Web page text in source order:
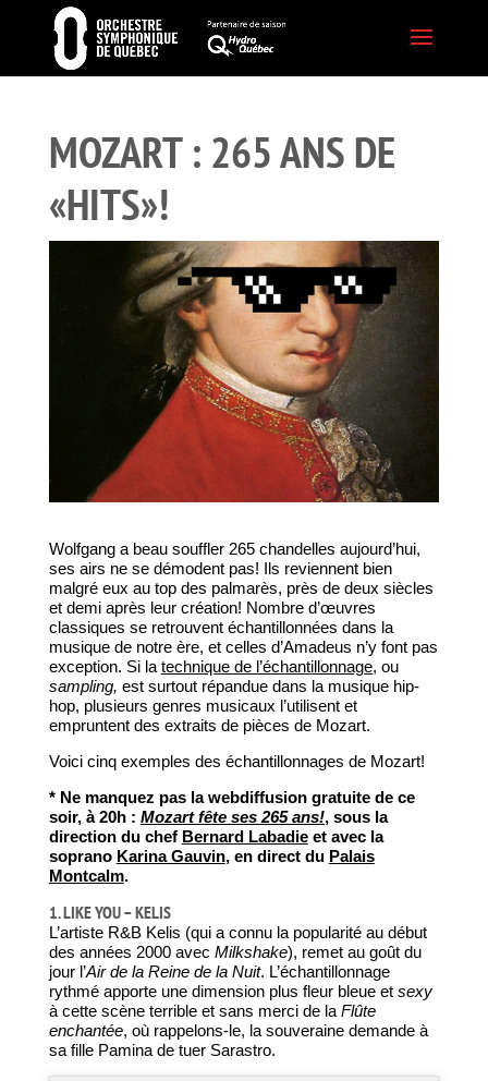
MOZART : 265 ANS DE
«HITS»!
Wolfgang a beau souffler 265 chandelles aujourd’hui,
ses airs ne se démodent pas! Ils reviennent bien
malgré eux au top des palmarès, près de deux siècles
et demi après leur création! Nombre d’œuvres
classiques se retrouvent échantillonnées dans la
musique de notre ère, et celles d’Amadeus n’y font pas
exception. Si la technique de l’échantillonnage, ou
sampling, est surtout répandue dans la musique hip-
hop, plusieurs genres musicaux l’utilisent et
empruntent des extraits de pièces de Mozart.
Voici cinq exemples des échantillonnages de Mozart!
* Ne manquez pas la webdiffusion gratuite de ce
soir, à 20h : Mozart fête ses 265 ans!, sous la
direction du chef Bernard Labadieet avec la
soprano Karina Gauvin, en direct du Palais
Montcalm.
1. LIKE YOU – KELIS
L’artiste R&B Kelis (qui a connu la popularité au début
des années 2000 avec Milkshake), remet au goût du
jour l’Air de la Reine de la Nuit. L’échantillonnage
rythmé apporte une dimension plus fleur bleue et sexy
à cette scène terrible et sans merci de la Flûte
enchantée, où rappelons-le, la souveraine demande à
sa fille Pamina de tuer Sarastro.